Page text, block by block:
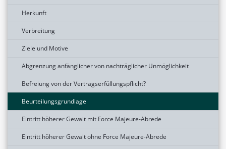
Herkunft
Verbreitung
Ziele und Motive
Abgrenzung anfänglicher von nachträglicher Unmöglichkeit
Befreiung von der Vertragserfüllungspflicht?
Beurteilungsgrundlage
Eintritt höherer Gewalt mit Force Majeure-Abrede
Eintritt höherer Gewalt ohne Force Majeure-Abrede